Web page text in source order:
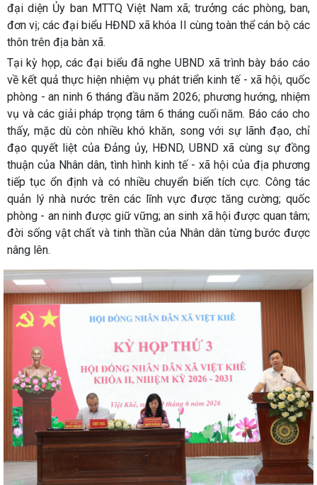
đại diện Ủy ban MTTQ Việt Nam xã; trưởng các phòng, ban,
đơn vị; các đại biểu HĐND xã khóa II cùng toàn thể cán bộ các
thôn trên địa bàn xã.
Tại kỳ họp, các đại biểu đã nghe UBND xã trình bày báo cáo
về kết quả thực hiện nhiệm vụ phát triển kinh tế - xã hội, quốc
phòng - an ninh 6 tháng đầu năm 2026; phương hướng, nhiệm
vụ và các giải pháp trọng tâm 6 tháng cuối năm. Báo cáo cho
thấy, mặc dù còn nhiều khó khăn, song với sự lãnh đạo, chỉ
đạo quyết liệt của Đảng ủy, HĐND, UBND xã cùng sự đồng
thuận của Nhân dân, tình hình kinh tế - xã hội của địa phương
tiếp tục ổn định và có nhiều chuyển biến tích cực. Công tác
quản lý nhà nước trên các lĩnh vực được tăng cường; quốc
phòng - an ninh được giữ vững; an sinh xã hội được quan tâm;
đời sống vật chất và tinh thần của Nhân dân từng bước được
nâng lên.